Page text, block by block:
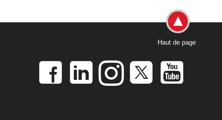
Haut de page